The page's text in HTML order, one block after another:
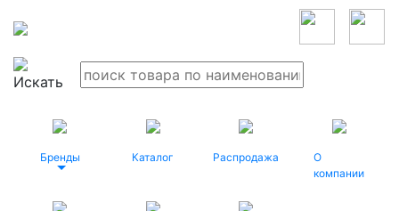
Бренды Каталог Распродажа
О
компании